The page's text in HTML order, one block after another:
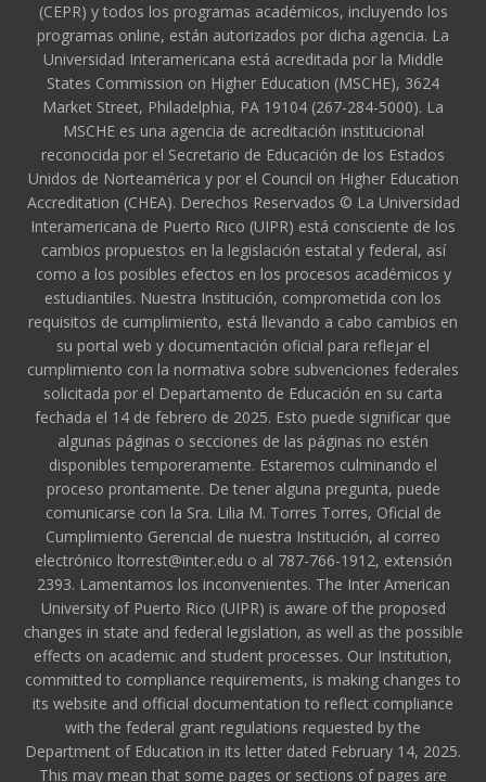
(CEPR) y todos los programas académicos, incluyendo los
programas online, están autorizados por dicha agencia. La
Universidad Interamericana está acreditada por la Middle
States Commission on Higher Education (MSCHE), 3624
Market Street, Philadelphia, PA 19104 (267-284-5000). La
MSCHE es una agencia de acreditación institucional
reconocida por el Secretario de Educación de los Estados
Unidos de Norteamérica y por el Council on Higher Education
Accreditation (CHEA). Derechos Reservados © La Universidad
Interamericana de Puerto Rico (UIPR) está consciente de los
cambios propuestos en la legislación estatal y federal, así
como a los posibles efectos en los procesos académicos y
estudiantiles. Nuestra Institución, comprometida con los
requisitos de cumplimiento, está llevando a cabo cambios en
su portal web y documentación oficial para reflejar el
cumplimiento con la normativa sobre subvenciones federales
solicitada por el Departamento de Educación en su carta
fechada el 14 de febrero de 2025. Esto puede significar que
algunas páginas o secciones de las páginas no estén
disponibles temporeramente. Estaremos culminando el
proceso prontamente. De tener alguna pregunta, puede
comunicarse con la Sra. Lilia M. Torres Torres, Oficial de
Cumplimiento Gerencial de nuestra Institución, al correo
electrónico ltorrest@inter.edu o al 787-766-1912, extensión
2393. Lamentamos los inconvenientes. The Inter American
University of Puerto Rico (UIPR) is aware of the proposed
changes in state and federal legislation, as well as the possible
effects on academic and student processes. Our Institution,
committed to compliance requirements, is making changes to
its website and official documentation to reflect compliance
with the federal grant regulations requested by the
Department of Education in its letter dated February 14, 2025.
This may mean that some pages or sections of pages are